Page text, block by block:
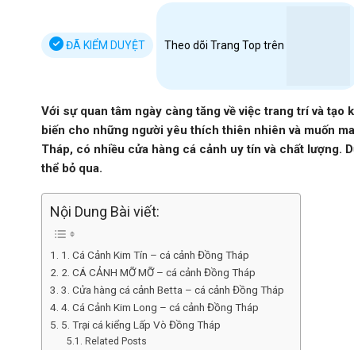
ĐÃ KIỂM DUYỆT Theo dõi Trang Top trên
Với sự quan tâm ngày càng tăng về việc trang trí và
biến cho những người yêu thích thiên nhiên và muốn
Tháp, có nhiều cửa hàng cá cảnh uy tín và chất lượng.
thể bỏ qua.
Nội Dung Bài viết:
1. Cá Cảnh Kim Tín – cá cảnh Đồng Tháp
2. CÁ CẢNH MỠ MỠ – cá cảnh Đồng Tháp
3. Cửa hàng cá cảnh Betta – cá cảnh Đồng Tháp
4. Cá Cảnh Kim Long – cá cảnh Đồng Tháp
5. Trại cá kiểng Lấp Vò Đồng Tháp
Related Posts